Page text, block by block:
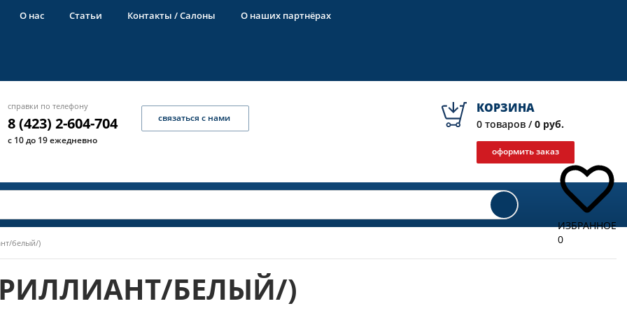
О нас Статьи Контакты / Салоны О наших партнёрах
справки по телефону
8 (423) 2-604-704
с 10 до 19 ежедневно
связаться с нами
КОРЗИНА
0 товаров / 0 руб.
оформить заказ
ИЗБРАННОЕ
0
белый/)
БЕЛЫЙ/)